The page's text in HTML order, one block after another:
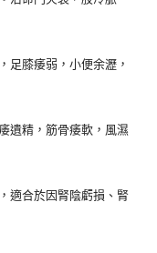
足膝痿弱，小便余瀝，
遺精，筋骨痿軟，風濕
適合於因腎陰虧損、腎